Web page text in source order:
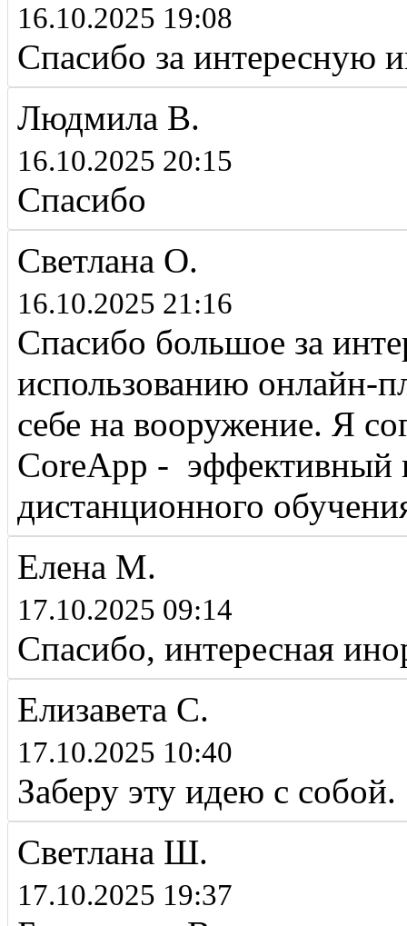
16.10.2025 19:08
Спасибо за интересную
Людмила В.
16.10.2025 20:15
Спасибо
Светлана О.
16.10.2025 21:16
Спасибо большое за
использованию онлайн-
себе на вооружение. Я
CoreApp - эффективный
дистанционного
Елена М.
17.10.2025 09:14
Спасибо, интересная
Елизавета С.
17.10.2025 10:40
Заберу эту идею с собой.
Светлана Ш.
17.10.2025 19:37